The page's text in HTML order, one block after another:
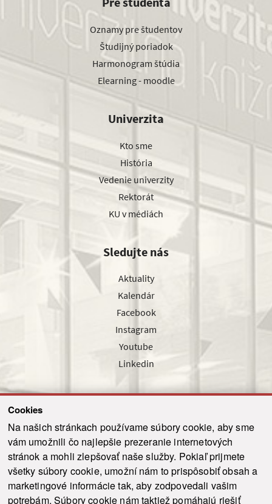
Cookies
Na našich stránkach používame súbory cookie, aby sme
vám umožnili čo najlepšie prezeranie internetových
stránok a mohli zlepšovať naše služby. Pokiaľ prijmete
všetky súbory cookie, umožní nám to prispôsobiť obsah a
marketingové informácie tak, aby zodpovedali vašim
potrebám. Súbory cookie nám taktiež pomáhajú riešiť
Oznamy pre študentov
Študijný poriadok
Harmonogram štúdia
Elearning - moodle
Univerzita
Kto sme
História
Vedenie univerzity
Rektorát
KU v médiách
Sledujte nás
Aktuality
Kalendár
Facebook
Instagram
Youtube
Linkedin
Odoslať